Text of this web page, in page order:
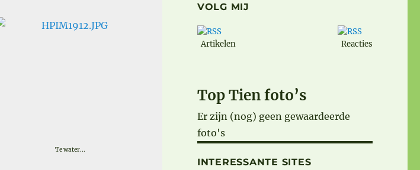
Te water...
VOLG MIJ
Artikelen Reacties
Top Tien foto’s
Er zijn (nog) geen gewaardeerde
foto's
INTERESSANTE SITES